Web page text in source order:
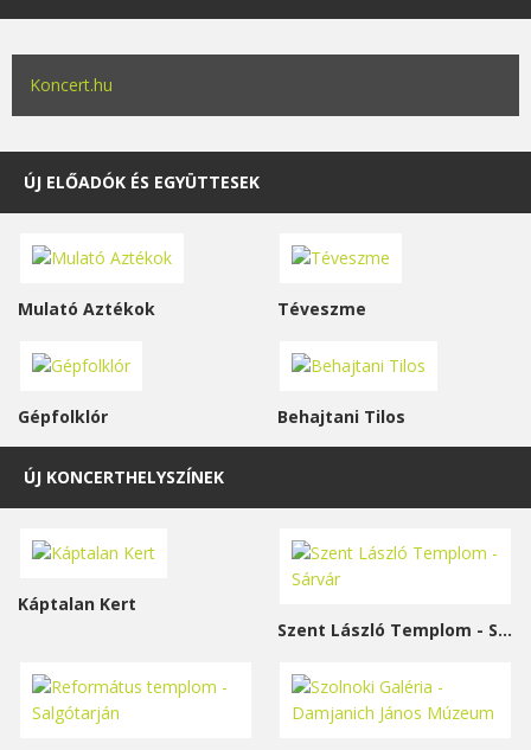
Koncert.hu
ÚJ ELŐADÓK ÉS EGYÜTTESEK
Mulató Aztékok Téveszme
Gépfolklór Behajtani Tilos
ÚJ KONCERTHELYSZÍNEK
Káptalan Kert
Szent László Templom - Sárvár